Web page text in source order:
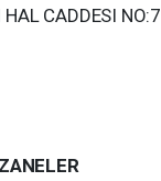
CADDESI NO:7